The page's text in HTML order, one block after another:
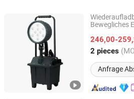
Bewegliches
LED Lampe
246,00-
2 pieces
Anfrage
Shenhai Explosion Proof
Zhejiang, China Seit